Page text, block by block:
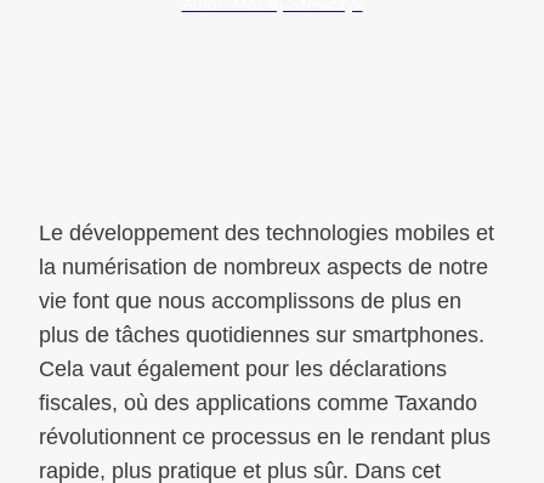
Le développement des technologies mobiles et
la numérisation de nombreux aspects de notre
vie font que nous accomplissons de plus en
plus de tâches quotidiennes sur smartphones.
Cela vaut également pour les déclarations
fiscales, où des applications comme Taxando
révolutionnent ce processus en le rendant plus
rapide, plus pratique et plus sûr. Dans cet